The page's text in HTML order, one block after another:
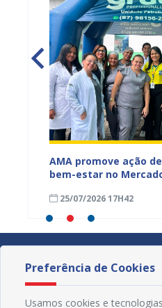
AMA promove ação
bem-estar no
25/07/2026 17H42
Preferência de Cookies
Usamos cookies e